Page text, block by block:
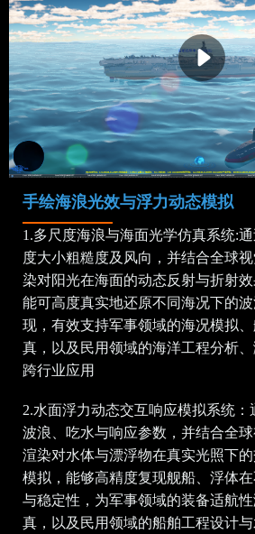
手绘海浪光效与浮力动态模拟
1.多尺度海浪与海面光学仿真系统:
度大小粗糙度及风向，并结合全球
染对阳光在海面的动态反射与折射
能可高度真实地还原不同海况下的
现，有效支持军事领域的海况模拟
真，以及民用领域的海洋工程分析
跨行业应用
2.水面浮力动态交互响应模拟系统：
波浪、吃水与响应参数，并结合全
渲染对水体与漂浮物在真实光照下
模拟，能够高精度复现舰船、浮体
与稳定性，为军事领域的装备适航
真，以及民用领域的船舶工程设计